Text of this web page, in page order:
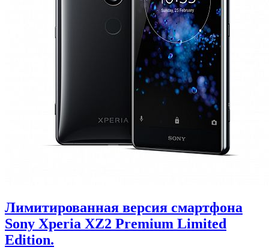
Лимитированная версия смартфона
Sony Xperia XZ2 Premium Limited
Edition.